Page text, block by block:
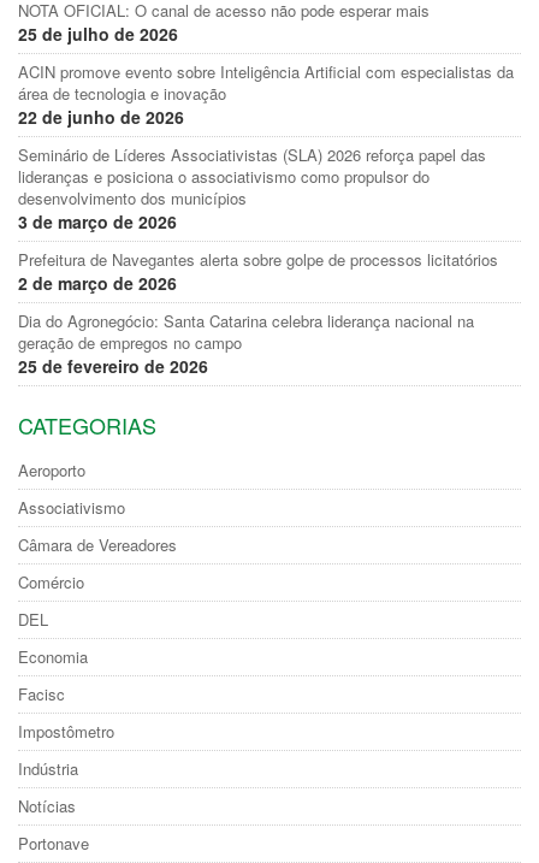
NOTA OFICIAL: O canal de acesso não pode esperar mais
25 de julho de 2026
ACIN promove evento sobre Inteligência Artificial com especialistas da
área de tecnologia e inovação
22 de junho de 2026
Seminário de Líderes Associativistas (SLA) 2026 reforça papel das
lideranças e posiciona o associativismo como propulsor do
desenvolvimento dos municípios
3 de março de 2026
Prefeitura de Navegantes alerta sobre golpe de processos licitatórios
2 de março de 2026
Dia do Agronegócio: Santa Catarina celebra liderança nacional na
geração de empregos no campo
25 de fevereiro de 2026
CATEGORIAS
Aeroporto
Associativismo
Câmara de Vereadores
Comércio
DEL
Economia
Facisc
Impostômetro
Indústria
Notícias
Portonave